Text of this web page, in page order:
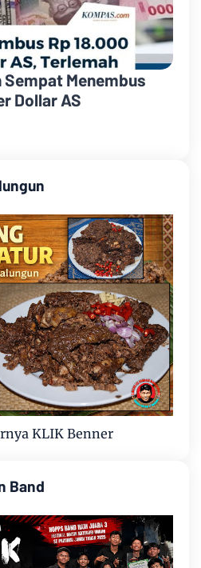
Sempat Menembus
Dollar AS
KLIK Benner
Band